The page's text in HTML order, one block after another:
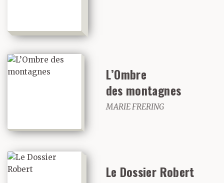
L’Ombre
des montagnes
MARIE FRERING
Le Dossier Robert